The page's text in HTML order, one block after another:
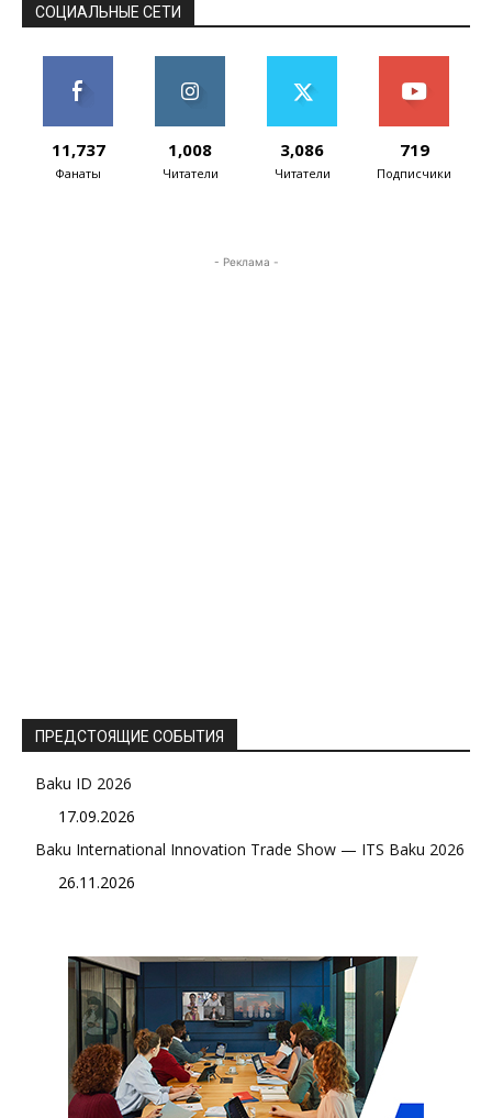
СОЦИАЛЬНЫЕ СЕТИ
11,737
Фанаты
1,008
Читатели
3,086
Читатели
719
Подписчики
- Реклама -
ПРЕДСТОЯЩИЕ СОБЫТИЯ
Baku ID 2026
17.09.2026
Baku International Innovation Trade Show — ITS Baku 2026
26.11.2026